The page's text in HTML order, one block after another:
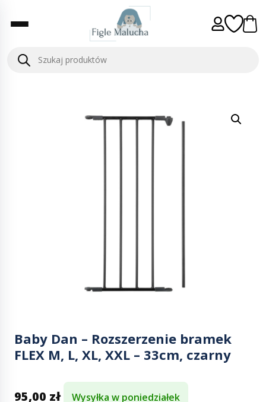
Baby Dan – Rozszerzenie bramek
FLEX M, L, XL, XXL – 33cm, czarny
95,00 zł Wysyłka w poniedziałek